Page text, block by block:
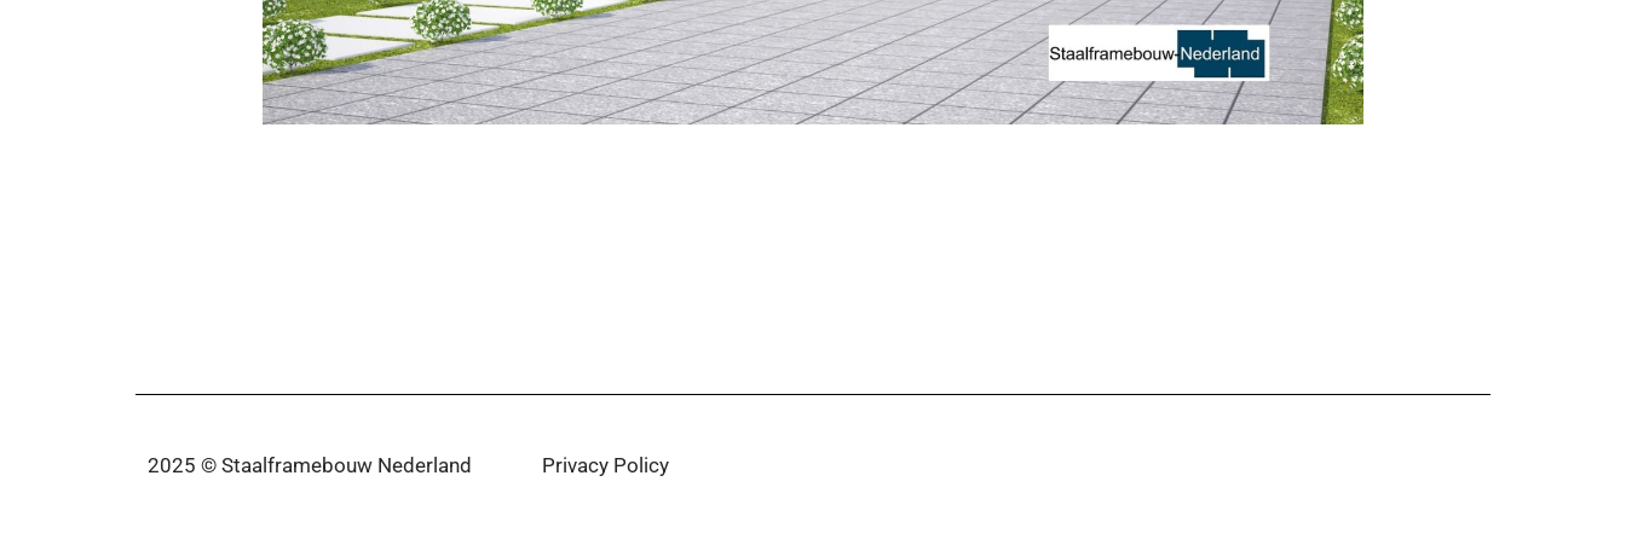
2025 © Staalframebouw Nederland Privacy Policy